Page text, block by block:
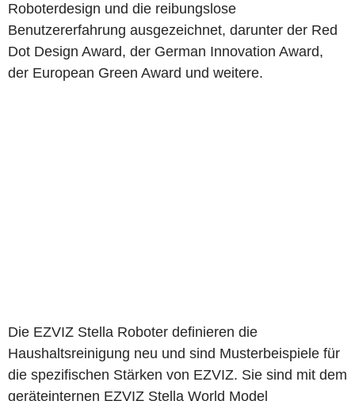
Roboterdesign und die reibungslose
Benutzererfahrung ausgezeichnet, darunter der Red
Dot Design Award, der German Innovation Award,
der European Green Award und weitere.
Die EZVIZ Stella Roboter definieren die
Haushaltsreinigung neu und sind Musterbeispiele für
die spezifischen Stärken von EZVIZ. Sie sind mit dem
geräteinternen EZVIZ Stella World Model